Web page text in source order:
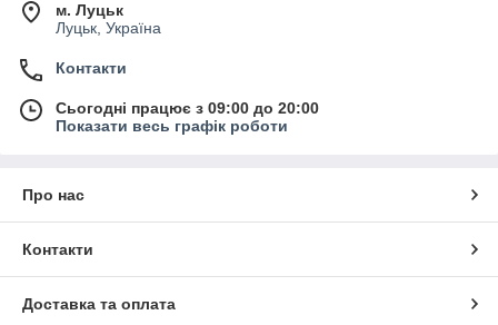
м. Луцьк
Луцьк, Україна
Контакти
Сьогодні працює з 09:00 до 20:00
Показати весь графік роботи
Про нас
Контакти
Доставка та оплата